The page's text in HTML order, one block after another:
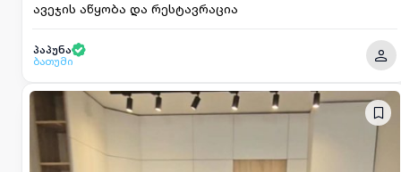
ავეჯის აწყობა და რესტავრაცია
პაპუნა
ბათუმი